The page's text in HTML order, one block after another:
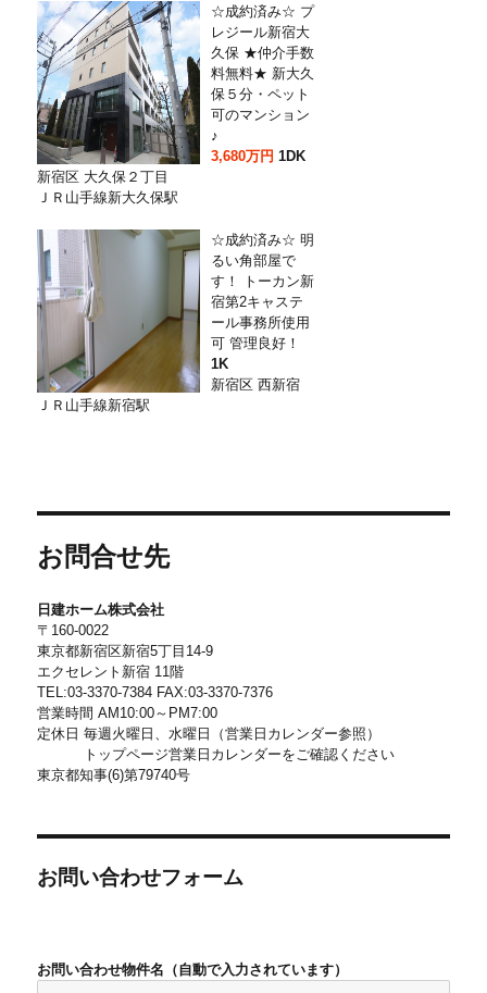
☆成約済み☆ プ
レジール新宿大
久保 ★仲介手数
料無料★ 新大久
保５分・ペット
可のマンション
♪
3,680万円1DK
新宿区 大久保２丁目
ＪＲ山手線新大久保駅
☆成約済み☆ 明
るい角部屋で
す！ トーカン新
宿第2キャステ
ール事務所使用
可 管理良好！
1K
新宿区 西新宿
ＪＲ山手線新宿駅
お問合せ先
日建ホーム株式会社
〒160-0022
東京都新宿区新宿5丁目14-9
エクセレント新宿 11階
TEL:03-3370-7384 FAX:03-3370-7376
営業時間 AM10:00～PM7:00
定休日 毎週火曜日、水曜日（営業日カレンダー参照）
トップページ営業日カレンダーをご確認ください
東京都知事(6)第79740号
お問い合わせフォーム
お問い合わせ物件名（自動で入力されています）